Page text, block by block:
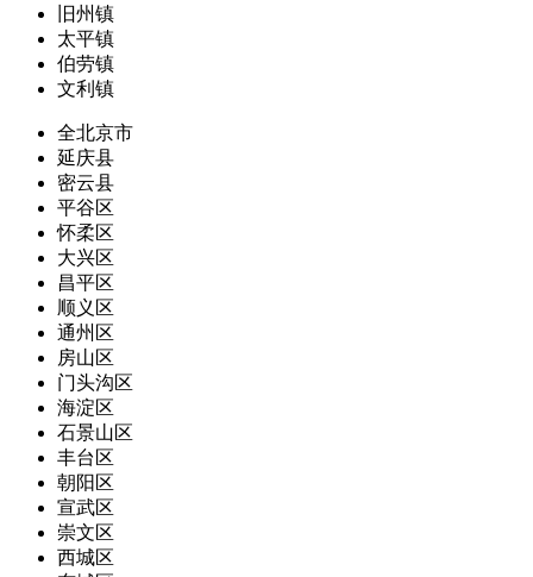
旧州镇
太平镇
伯劳镇
文利镇
全北京市
延庆县
密云县
平谷区
怀柔区
大兴区
昌平区
顺义区
通州区
房山区
门头沟区
海淀区
石景山区
丰台区
朝阳区
宣武区
崇文区
西城区